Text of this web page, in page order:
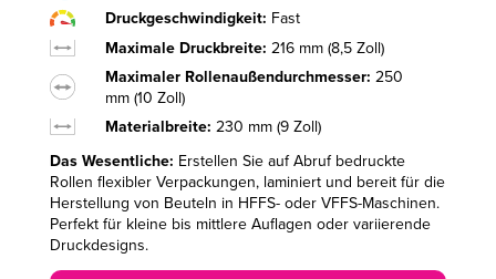
Druckgeschwindigkeit: Fast
Maximale Druckbreite: 216 mm (8,5 Zoll)
Maximaler Rollenaußendurchmesser: 250
mm (10 Zoll)
Materialbreite: 230 mm (9 Zoll)
Das Wesentliche: Erstellen Sie auf Abruf bedruckte
Rollen flexibler Verpackungen, laminiert und bereit für die
Herstellung von Beuteln in HFFS- oder VFFS-Maschinen.
Perfekt für kleine bis mittlere Auflagen oder variierende
Druckdesigns.